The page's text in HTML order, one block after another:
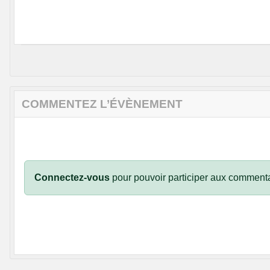
COMMENTEZ L’ÉVÈNEMENT
Connectez-vous pour pouvoir participer aux